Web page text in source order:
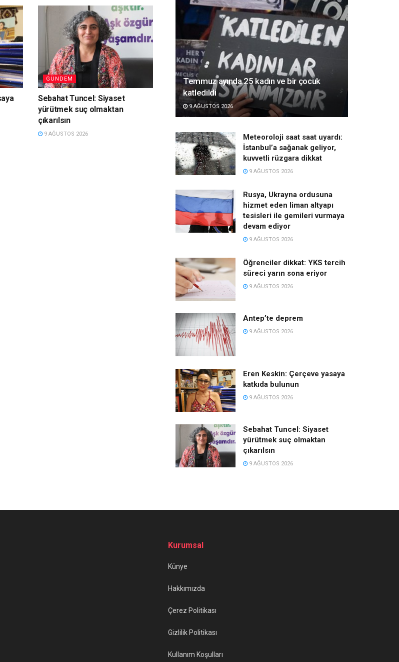
GÜNDEM
Sebahat Tuncel: Siyaset
yürütmek suç olmaktan
çıkarılsın
9 AĞUSTOS 2026
Temmuz ayında 25 kadın ve bir çocuk
katledildi
9 AĞUSTOS 2026
Meteoroloji saat saat uyardı:
İstanbul’a sağanak geliyor,
kuvvetli rüzgara dikkat
9 AĞUSTOS 2026
Rusya, Ukrayna ordusuna
hizmet eden liman altyapı
tesisleri ile gemileri vurmaya
devam ediyor
9 AĞUSTOS 2026
Öğrenciler dikkat: YKS tercih
süreci yarın sona eriyor
9 AĞUSTOS 2026
Antep’te deprem
9 AĞUSTOS 2026
Eren Keskin: Çerçeve yasaya
katkıda bulunun
9 AĞUSTOS 2026
Sebahat Tuncel: Siyaset
yürütmek suç olmaktan
çıkarılsın
9 AĞUSTOS 2026
Kurumsal
Künye
Hakkımızda
Çerez Politikası
Gizlilik Politikası
Kullanım Koşulları